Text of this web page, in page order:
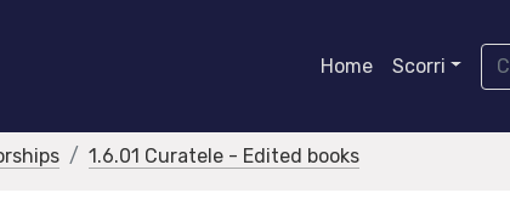
Home Scorri
1.6.01 Curatele - Edited books